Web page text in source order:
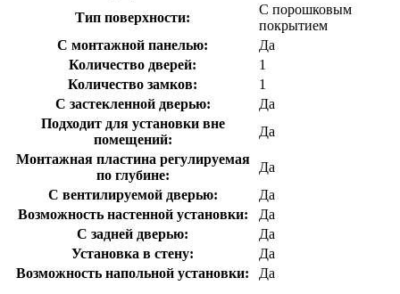
Тип поверхности:
С порошковым
покрытием
С монтажной панелью:
Да
Количество дверей:
1
Количество замков:
1
С застекленной дверью:
Да
Подходит для установки вне
помещений:
Да
Монтажная пластина регулируемая
по глубине:
Да
С вентилируемой дверью:
Да
Возможность настенной установки:
Да
С задней дверью:
Да
Установка в стену:
Да
Возможность напольной установки:
Да